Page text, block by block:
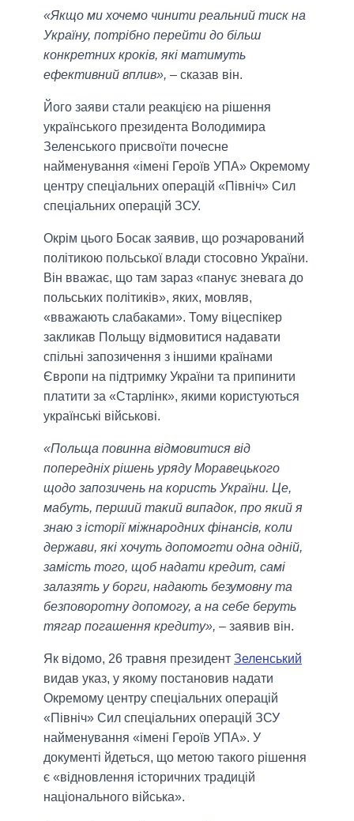
«Якщо ми хочемо чинити реальний тиск на
Україну, потрібно перейти до більш
конкретних кроків, які матимуть
ефективний вплив», – сказав він.
Його заяви стали реакцією на рішення
українського президента Володимира
Зеленського присвоїти почесне
найменування «імені Героїв УПА» Окремому
центру спеціальних операцій «Північ» Сил
спеціальних операцій ЗСУ.
Окрім цього Босак заявив, що розчарований
політикою польської влади стосовно України.
Він вважає, що там зараз «панує зневага до
польських політиків», яких, мовляв,
«вважають слабаками». Тому віцеспікер
закликав Польщу відмовитися надавати
спільні запозичення з іншими країнами
Європи на підтримку України та припинити
платити за «Старлінк», якими користуються
українські військові.
«Польща повинна відмовитися від
попередніх рішень уряду Моравецького
щодо запозичень на користь України. Це,
мабуть, перший такий випадок, про який я
знаю з історії міжнародних фінансів, коли
держави, які хочуть допомогти одна одній,
замість того, щоб надати кредит, самі
залазять у борги, надають безумовну та
безповоротну допомогу, а на себе беруть
тягар погашення кредиту», – заявив він.
Як відомо, 26 травня президент Зеленський
видав указ, у якому постановив надати
Окремому центру спеціальних операцій
«Північ» Сил спеціальних операцій ЗСУ
найменування «імені Героїв УПА». У
документі йдеться, що метою такого рішення
є «відновлення історичних традицій
національного війська».